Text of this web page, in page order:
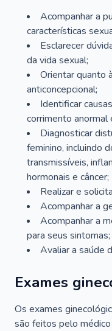
Acompanhar a
características
Esclarecer
da vida sexual;
Orientar quanto
anticoncepcional;
Identificar
corrimento anormal
Diagnosticar
feminino, incluindo
transmissíveis,
hormonais e câncer;
Realizar e
Acompanhar a
Acompanhar a
para seus sintomas;
Avaliar a saúde
Exames
Os exames
são feitos pelo